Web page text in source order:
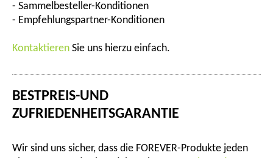
- Sammelbesteller-Konditionen
- Empfehlungspartner-Konditionen
Kontaktieren Sie uns hierzu einfach.
BESTPREIS-UND
ZUFRIEDENHEITSGARANTIE
Wir sind uns sicher, dass die FOREVER-Produkte jeden